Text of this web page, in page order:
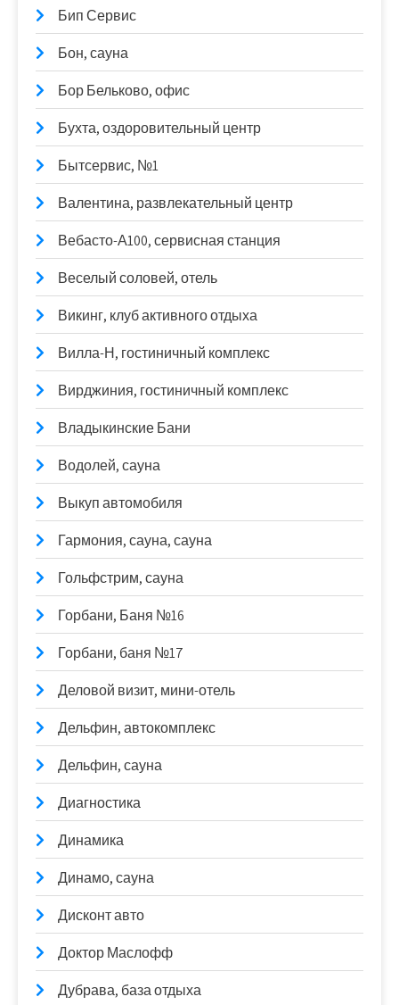
Бип Сервис
Бон, сауна
Бор Бельково, офис
Бухта, оздоровительный центр
Бытсервис, №1
Валентина, развлекательный центр
Вебасто-А100, сервисная станция
Веселый соловей, отель
Викинг, клуб активного отдыха
Вилла-Н, гостиничный комплекс
Вирджиния, гостиничный комплекс
Владыкинские Бани
Водолей, сауна
Выкуп автомобиля
Гармония, сауна, сауна
Гольфстрим, сауна
Горбани, Баня №16
Горбани, баня №17
Деловой визит, мини-отель
Дельфин, автокомплекс
Дельфин, сауна
Диагностика
Динамика
Динамо, сауна
Дисконт авто
Доктор Маслофф
Дубрава, база отдыха